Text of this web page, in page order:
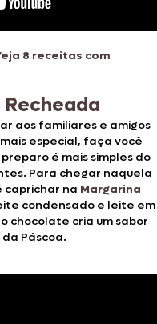
8 receitas com
aos familiares e amigos
especial, faça você
é mais simples do
Para chegar naquela
caprichar na Margarina
condensado e leite em
chocolate cria um sabor
Páscoa.